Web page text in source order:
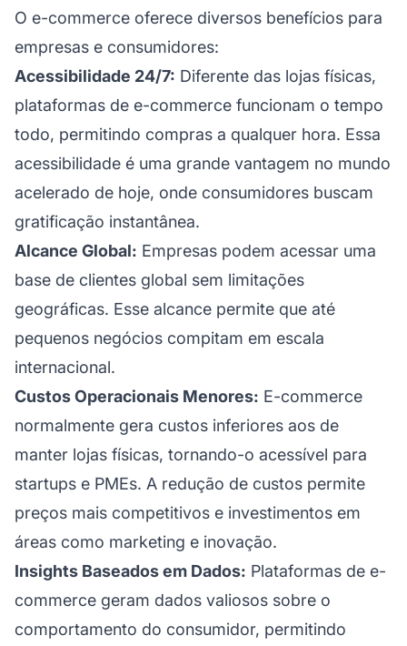
O e-commerce oferece diversos benefícios para
empresas e consumidores:
Acessibilidade 24/7: Diferente das lojas físicas,
plataformas de e-commerce funcionam o tempo
todo, permitindo compras a qualquer hora. Essa
acessibilidade é uma grande vantagem no mundo
acelerado de hoje, onde consumidores buscam
gratificação instantânea.
Alcance Global: Empresas podem acessar uma
base de clientes global sem limitações
geográficas. Esse alcance permite que até
pequenos negócios compitam em escala
internacional.
Custos Operacionais Menores: E-commerce
normalmente gera custos inferiores aos de
manter lojas físicas, tornando-o acessível para
startups e PMEs. A redução de custos permite
preços mais competitivos e investimentos em
áreas como marketing e inovação.
Insights Baseados em Dados: Plataformas de e-
commerce geram dados valiosos sobre o
comportamento do consumidor, permitindo